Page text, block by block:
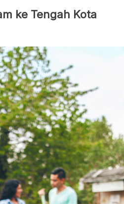
ke Tengah Kota